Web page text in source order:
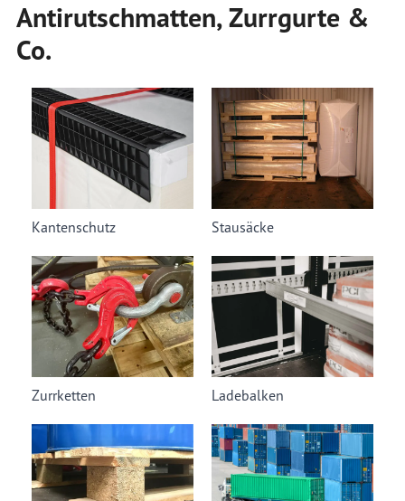
Antirutschmatten, Zurrgurte &
Co.
Kantenschutz Stausäcke
Zurrketten Ladebalken